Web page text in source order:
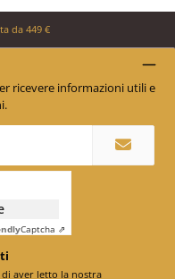
da 449 €
ricevere informazioni utili e
Captcha ⇗